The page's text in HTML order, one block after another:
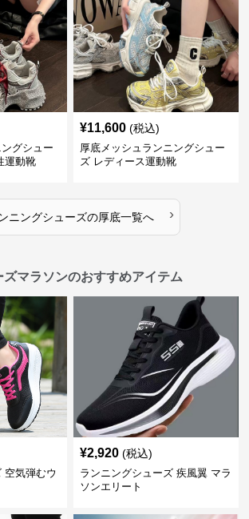
グシュー
運動靴
¥11,600 (税込)
厚底メッシュランニングシュー
ズ レディース運動靴
ニングシューズの厚底一覧へ ›
マラソンのおすすめアイテム
空気弾むウ
¥2,920 (税込)
ランニングシューズ 疾風翼 マラ
ソンエリート